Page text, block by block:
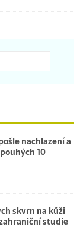
nachlazení a
10
skvrn na kůži
studie